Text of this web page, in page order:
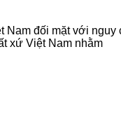
Nam đối mặt với
xứ Việt Nam nhằm